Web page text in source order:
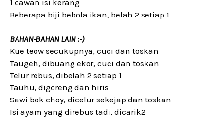
1 cawan isi kerang
Beberapa biji bebola ikan, belah 2 setiap 1
BAHAN-BAHAN LAIN :-)
Kue teow secukupnya, cuci dan toskan
Taugeh, dibuang ekor, cuci dan toskan
Telur rebus, dibelah 2 setiap 1
Tauhu, digoreng dan hiris
Sawi bok choy, dicelur sekejap dan toskan
Isi ayam yang direbus tadi, dicarik2